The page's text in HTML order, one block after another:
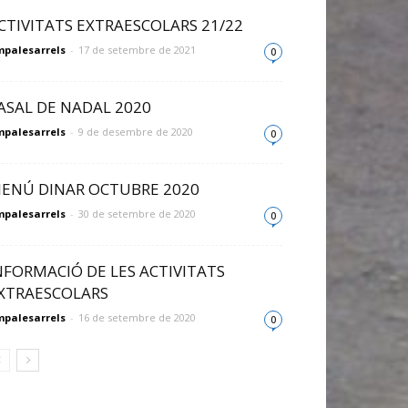
EXTRAESCOLARS 21/22
- 17 de setembre de 2021 0
DE NADAL 2020
- 9 de desembre de 2020 0
DINAR OCTUBRE 2020
- 30 de setembre de 2020 0
DE LES ACTIVITATS
- 16 de setembre de 2020 0